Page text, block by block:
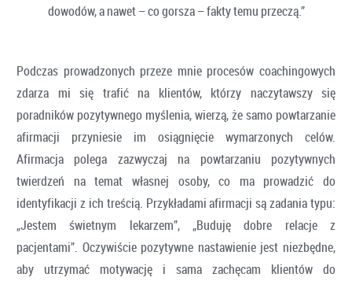
dowodów, a nawet – co gorsza – fakty temu przeczą.”
Podczas prowadzonych przeze mnie procesów coachingowych
zdarza mi się trafić na klientów, którzy naczytawszy się
poradników pozytywnego myślenia, wierzą, że samo powtarzanie
afirmacji przyniesie im osiągnięcie wymarzonych celów.
Afirmacja polega zazwyczaj na powtarzaniu pozytywnych
twierdzeń na temat własnej osoby, co ma prowadzić do
identyfikacji z ich treścią. Przykładami afirmacji są zadania typu:
„Jestem świetnym lekarzem”, „Buduję dobre relacje z
pacjentami”. Oczywiście pozytywne nastawienie jest niezbędne,
aby utrzymać motywację i sama zachęcam klientów do